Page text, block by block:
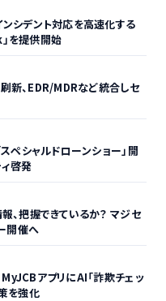
シデント対応を高速化する
を提供開始
新、EDR/MDRなど統合しセ
ペシャルドローンショー」開
啓発
、把握できているか？ マジセ
開催へ
アプリにAI「詐欺チェッ
を強化